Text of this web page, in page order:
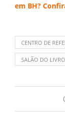
em BH?
CENTRO DE
SALÃO DO